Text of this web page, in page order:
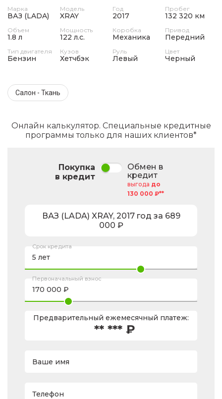
Марка
ВАЗ (LADA)
Модель
XRAY
Год
2017
Пробег
132 320 км
Объем
1.8 л
Мощность
122 л.с.
Коробка
Механика
Привод
Передний
Тип двигателя
Бензин
Кузов
Хетчбэк
Руль
Левый
Цвет
Черный
Салон - Ткань
Онлайн калькулятор. Специальные кредитные
программы только для наших клиентов*
Покупка
в кредит
Обмен в
кредит
выгода до
130 000 ₽**
ВАЗ (LADA) XRAY, 2017год за 689
000 ₽
Срок кредита
Первоначальный взнос
Предварительный ежемесячный платеж:
** *** ₽
Ваше имя
Телефон